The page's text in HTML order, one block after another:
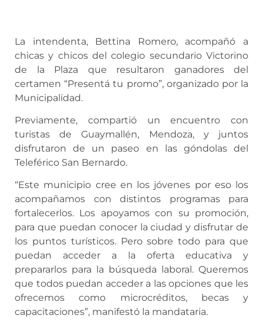
La intendenta, Bettina Romero, acompañó a
chicas y chicos del colegio secundario Victorino
de la Plaza que resultaron ganadores del
certamen “Presentá tu promo”, organizado por la
Municipalidad.
Previamente, compartió un encuentro con
turistas de Guaymallén, Mendoza, y juntos
disfrutaron de un paseo en las góndolas del
Teleférico San Bernardo.
“Este municipio cree en los jóvenes por eso los
acompañamos con distintos programas para
fortalecerlos. Los apoyamos con su promoción,
para que puedan conocer la ciudad y disfrutar de
los puntos turísticos. Pero sobre todo para que
puedan acceder a la oferta educativa y
prepararlos para la búsqueda laboral. Queremos
que todos puedan acceder a las opciones que les
ofrecemos como microcréditos, becas y
capacitaciones”, manifestó la mandataria.